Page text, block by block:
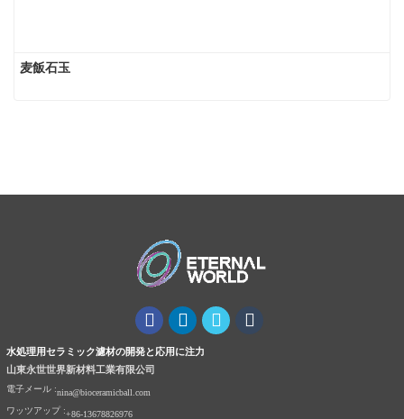
麦飯石玉
水処理用セラミック濾材の開発と応用に注力
山東永世世界新材料工業有限公司
電子メール :nina@bioceramicball.com
ワッツアップ :+86-13678826976